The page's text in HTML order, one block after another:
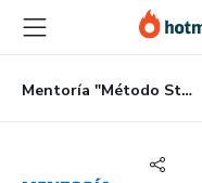
principal
página
de
página
Mentoría "Método Startup Funnel"